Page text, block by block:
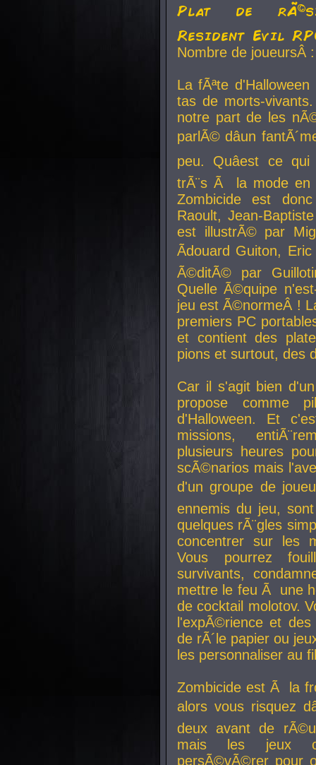
Plat de
Resident Evil
Nombre de
La fÃªte
tas de morts-
notre part de les
parlÃ© dâun
peu. Quâest ce
trÃ¨s Ã la mode en
Zombicide est
Raoult, Jean-
est illustrÃ© par
Ãdouard Guiton,
Ã©ditÃ© par
Quelle Ã©quipe
jeu est Ã©normeÂ !
premiers PC
et contient des
pions et surtout, des
Car il s'agit bien
propose comme
d'Halloween. Et
missions,
plusieurs heures
scÃ©narios mais
d'un groupe de
ennemis du jeu,
quelques rÃ¨gles
concentrer sur les
Vous pourrez
survivants,
mettre le feu Ã une
de cocktail molotov.
l'expÃ©rience et
de rÃ´le papier ou
les personnaliser au
Zombicide est Ã la
alors vous risquez
deux avant de
mais les jeux
persÃ©vÃ©rer pour